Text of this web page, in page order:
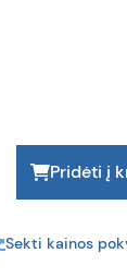
Pridėti į
Sekti kainos